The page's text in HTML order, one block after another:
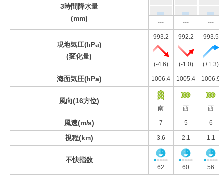
3時間降水量
(mm)
--- --- ---
現地気圧(hPa)
(変化量)
993.2 992.2 993.5
(-4.6) (-1.0) (+1.3)
海面気圧(hPa) 1006.4 1005.4
風向(16方位)
南 西 西
風速(m/s) 7 5 6
視程(km) 3.6 2.1 1.1
不快指数
62 60 56